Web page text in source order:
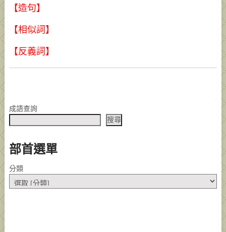
【造句】
【相似詞】
【反義詞】
成語查詢
搜尋
部首選單
分類